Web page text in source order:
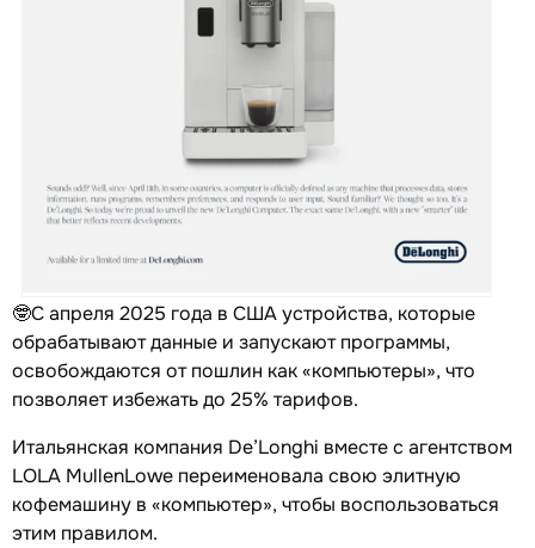
🤓С апреля 2025 года в США устройства, которые
обрабатывают данные и запускают программы,
освобождаются от пошлин как «компьютеры», что
позволяет избежать до 25% тарифов.
Итальянская компания De’Longhi вместе с агентством
LOLA MullenLowe переименовала свою элитную
кофемашину в «компьютер», чтобы воспользоваться
этим правилом.